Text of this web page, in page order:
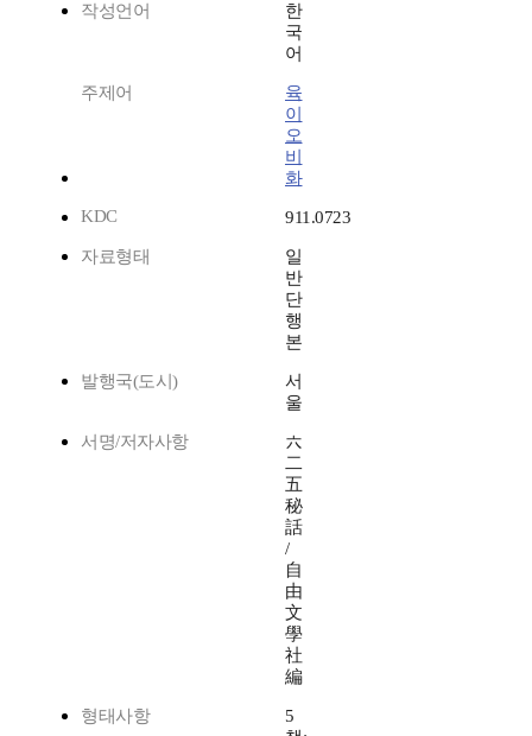
작성언어
한
국
어
주제어
육
이
오
비
화
KDC
911.0723
자료형태
일
반
단
행
본
발행국(도시)
서
울
서명/저자사항
六
二
五
秘
話
/
自
由
文
學
社
編
형태사항
5